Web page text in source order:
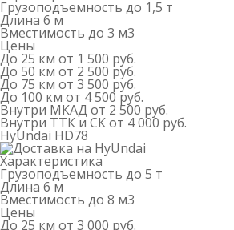
Грузоподъемность до 1,5 т
Длина 6 м
Вместимость до 3 м3
Цены
До 25 км от 1 500 руб.
До 50 км от 2 500 руб.
До 75 км от 3 500 руб.
До 100 км от 4 500 руб.
Внутри МКАД от 2 500 руб.
Внутри ТТК и СКот 4 000 руб.
HyUndai HD78
Характеристика
Грузоподъемность до 5 т
Длина 6 м
Вместимость до 8 м3
Цены
До 25 км от 3 000 руб.